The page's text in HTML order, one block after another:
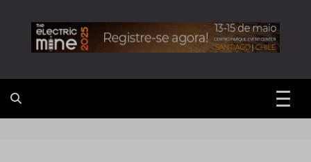
Revista
Minérios &
Minerales